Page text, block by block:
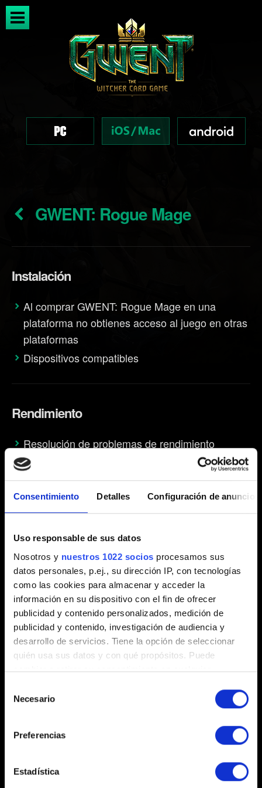
Consentimiento Detalles Configuración de anuncios
Uso responsable de sus datos
Nosotros y nuestros 1022 socios procesamos sus
datos personales, p.ej., su dirección IP, con tecnologías
como las cookies para almacenar y acceder la
información en su dispositivo con el fin de ofrecer
publicidad y contenido personalizados, medición de
publicidad y contenido, investigación de audiencia y
desarrollo de servicios. Tiene la opción de seleccionar
quién usa sus datos y con qué propósitos. Puede
cambiar o retirar su consentimiento en cualquier
el Menú de consentimiento.
Recopilar información sobre su ubicación
metros
Identificar su dispositivo analizándolo activamente
Necesario
Preferencias
Estadística
GWENT: Rogue Mage
Instalación
Al comprar GWENT: Rogue Mage en una
plataforma no obtienes acceso al juego en otras
plataformas
Dispositivos compatibles
Rendimiento
Resolución de problemas de rendimiento
Progreso
Progreso bloqueado
Selección de aspectos de Alzur
Sonido
Voces del narrador y de los diálogos solo en
inglés
eliminado de las tiendas